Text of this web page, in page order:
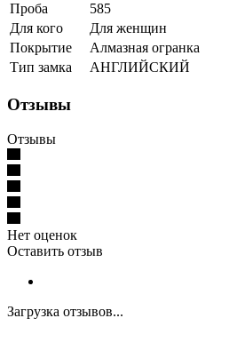
Проба
585
Для кого
Для женщин
Покрытие
Алмазная огранка
Тип замка
АНГЛИЙСКИЙ
Отзывы
Отзывы
Нет оценок
Оставить отзыв
Загрузка отзывов...